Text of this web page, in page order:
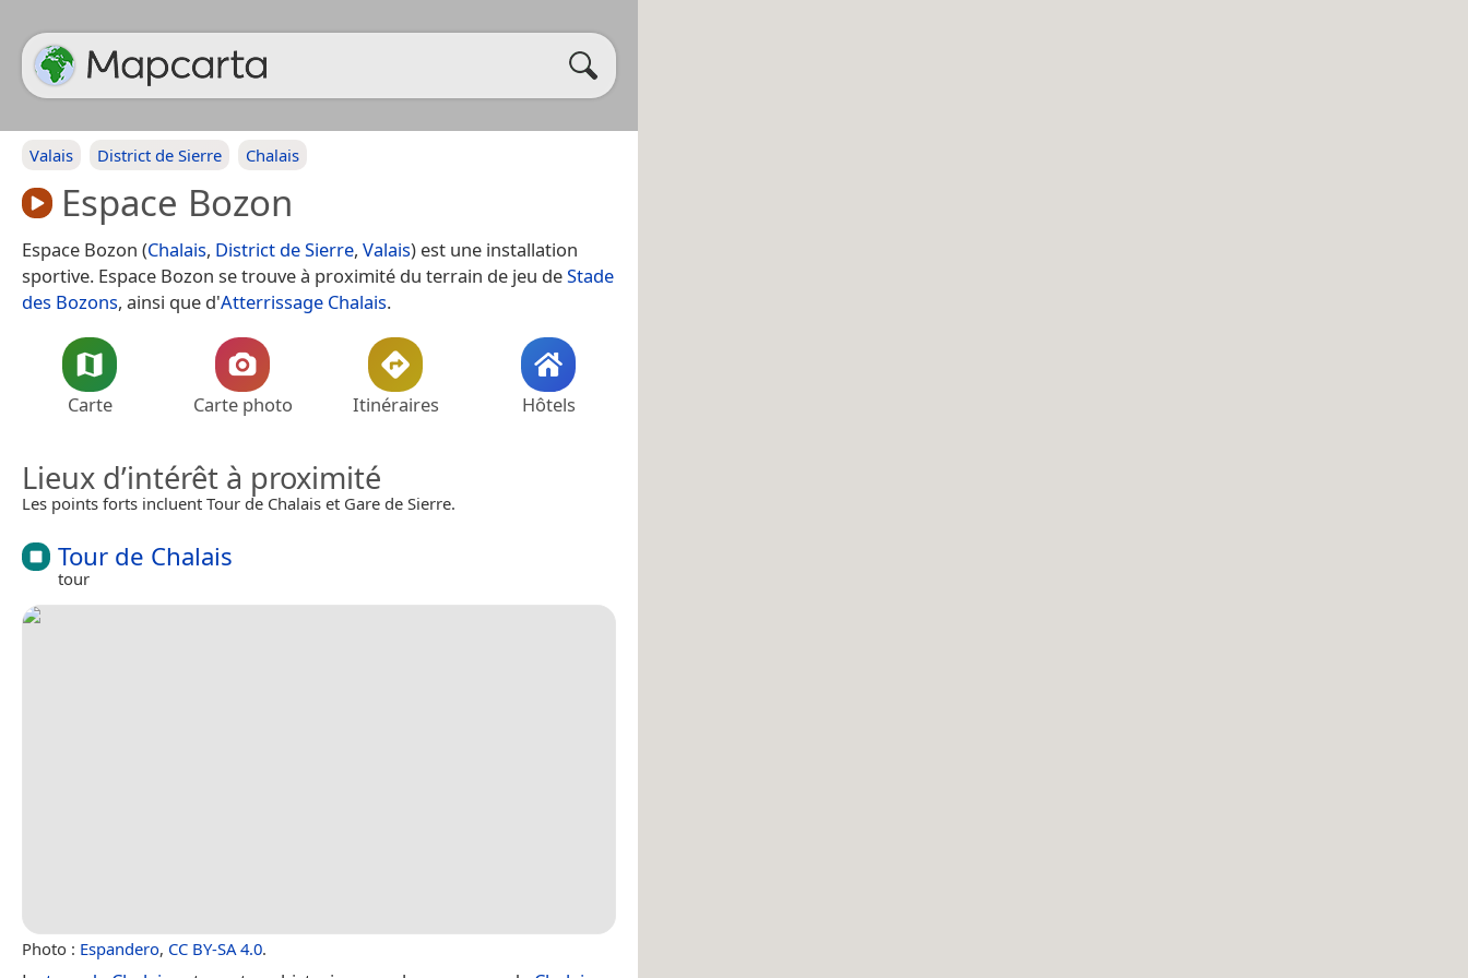
Valais District de Sierre Chalais
Espace Bozon
Espace Bozon (Chalais, District de Sierre, Valais) est une installation
sportive. Espace Bozon se trouve à proximité du terrain de jeu deStade
des Bozons, ainsi que d'Atterrissage Chalais.
Carte Carte photo Itinéraires Hôtels
Lieux d’intérêt à proximité
Les points forts incluent Tour de Chalais et Gare de Sierre.
Tour de Chalais
tour
Photo : Espandero, CC BY-SA 4.0.